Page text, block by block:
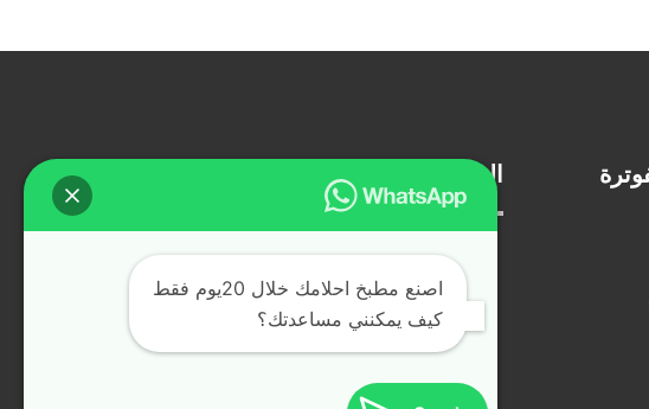
الشروط والاحكام
سياسة المتجر
سياسة الاسترجاع
سياسة الخصوصية
دردشة مباشرة
التواصل الاجتماعي
اصنع مطبخ احلامك خلال 20يوم فقط
كيف يمكنني مساعدتك؟